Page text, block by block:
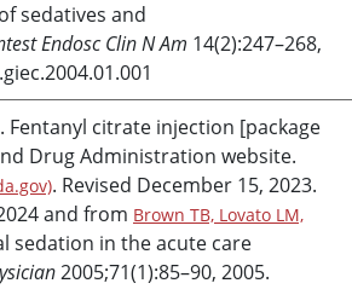
sedatives and
Endosc Clin N Am 14(2):247–268,
Fentanyl citrate injection [package
Drug Administration website.
. Revised December 15, 2023.
and from Brown TB, Lovato LM,
sedation in the acute care
2005;71(1):85–90, 2005.